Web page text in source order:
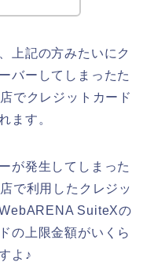
上記の方みたいにク
バーしてしまったた
でクレジットカード
ます。
が発生してしまった
で利用したクレジッ
SuiteXの
の上限金額がいくら
よ♪